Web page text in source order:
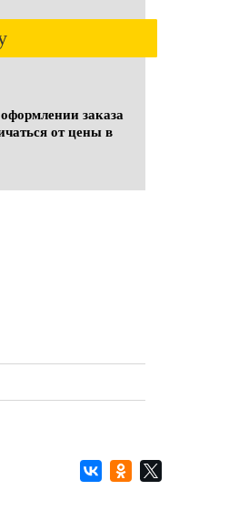
заказа
от цены в